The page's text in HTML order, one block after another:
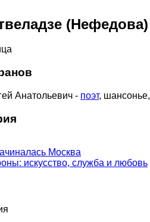
(Нефедова)
Анатольевич - поэт, шансонье,
Москва
искусство, служба и любовь